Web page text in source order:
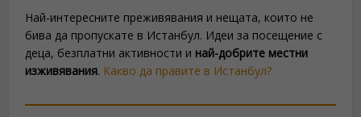
Най-интересните преживявания и нещата, които не
бива да пропускате в Истанбул. Идеи за посещение с
деца, безплатни активности и най-добрите местни
изживявания. Какво да правите в Истанбул?